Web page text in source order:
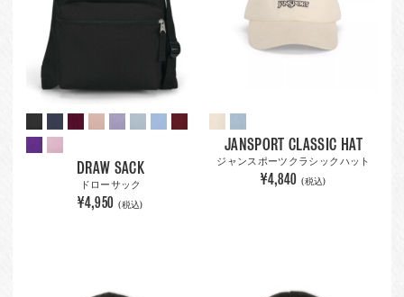
DRAW SACK
ドローサック
¥4,950 (税込)
JANSPORT CLASSIC HAT
ジャンスポーツクラシックハット
¥4,840 (税込)